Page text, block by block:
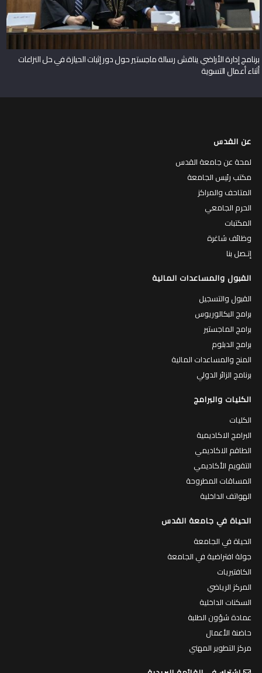
برنامج إدارة الأراضي يناقش رسالة ماجستير حول دور إثبات الحيازة في حل النزاعات
أثناء أعمال التسوية
عن القدس
مكتب رئيس الجامعة
المتاحف والمراكز
الحرم الجامعي
المكتبات
وظائف شاغرة
إتـصل بنا
القبول والمساعدات المالية
القبول والتسجيل
برامج البكالوريوس
برامج الماجستير
برامج الدبلوم
المنح والمساعدات المالية
برنامج الزائر الدولي
الكليات والبرامج
الكليات
البرامج الاكاديمية
الطاقم الاكاديمي
التقويم الأكاديمي
المساقات المطروحة
الهواتف الداخلية
الحياة في جامعة القدس
الحياة في الجامعة
جولة افتراضية في الجامعة
الكافتيريات
المركز الرياضي
السكنات الداخلية
عمادة شؤون الطلبة
حاضنة الأعمال
مركز التطوير المهني
اشترك في القائمة البريدية
قم بادخال بريدك الالكتروني لتصلك النشرة الالكترونية بانتظام